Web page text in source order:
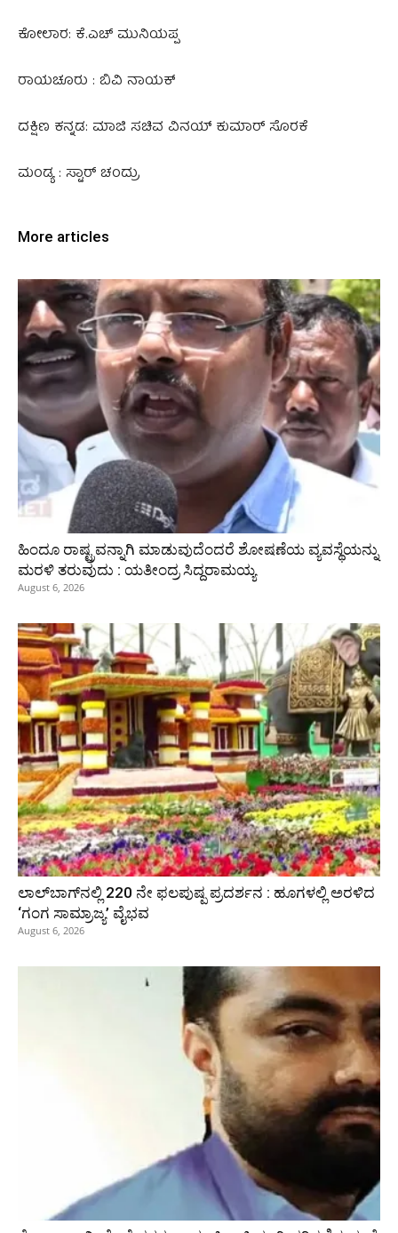
ಕೋಲಾರ: ಕೆ.ಎಚ್ ಮುನಿಯಪ್ಪ
ರಾಯಚೂರು : ಬಿವಿ ನಾಯಕ್
ದಕ್ಷಿಣ ಕನ್ನಡ: ಮಾಜಿ ಸಚಿವ ವಿನಯ್‌ ಕುಮಾರ್ ಸೊರಕೆ
ಮಂಡ್ಯ : ಸ್ಟಾರ್‌ ಚಂದ್ರು
More articles
ಹಿಂದೂ ರಾಷ್ಟ್ರವನ್ನಾಗಿ ಮಾಡುವುದೆಂದರೆ ಶೋಷಣೆಯ ವ್ಯವಸ್ಥೆಯನ್ನು
ಮರಳಿ ತರುವುದು : ಯತೀಂದ್ರ ಸಿದ್ದರಾಮಯ್ಯ
August 6, 2026
ಲಾಲ್‍ಬಾಗ್‍ನಲ್ಲಿ 220 ನೇ ಫಲಪುಷ್ಪ ಪ್ರದರ್ಶನ : ಹೂಗಳಲ್ಲಿ ಅರಳಿದ
‘ಗಂಗ ಸಾಮ್ರಾಜ್ಯ’ ವೈಭವ
August 6, 2026